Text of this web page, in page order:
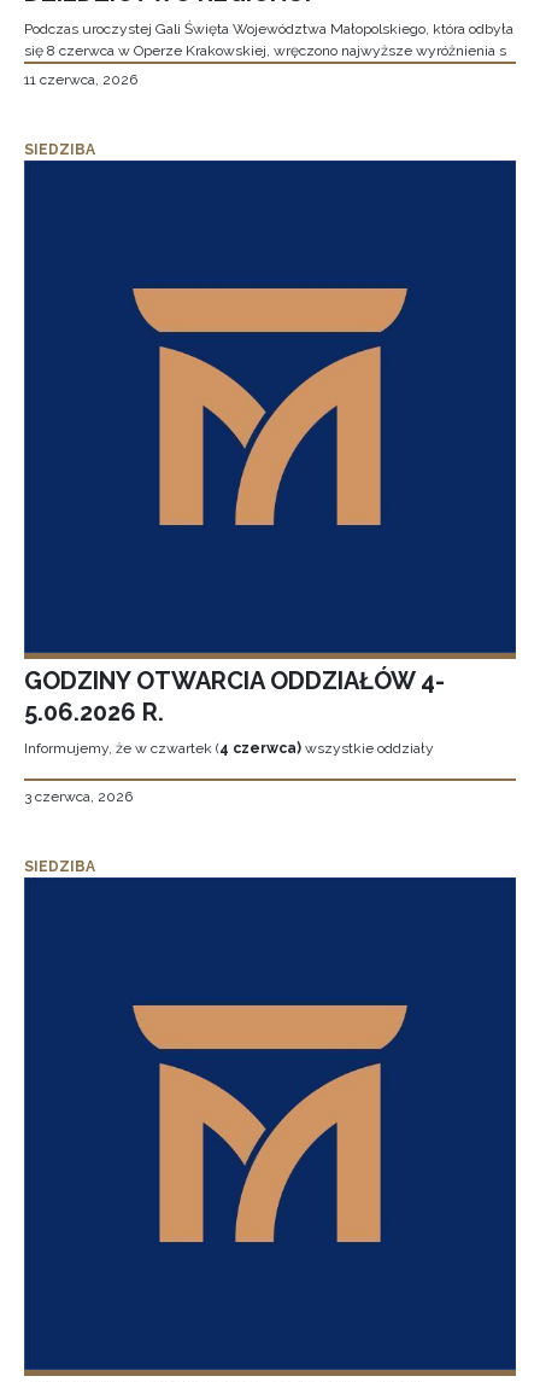
Podczas uroczystej Gali Święta Województwa Małopolskiego, która odbyła
się 8 czerwca w Operze Krakowskiej, wręczono najwyższe wyróżnienia s
11 czerwca, 2026
SIEDZIBA
GODZINY OTWARCIA ODDZIAŁÓW 4-
5.06.2026 R.
Informujemy, że w czwartek (4 czerwca) wszystkie oddziały
3 czerwca, 2026
SIEDZIBA